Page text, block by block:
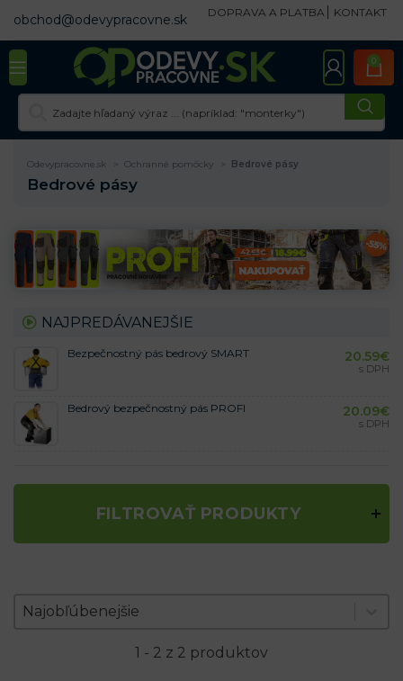
obchod@odevypracovne.sk DOPRAVA A PLATBA KONTAKT
0
Odevypracovne.sk Ochranné pomôcky Bedrové pásy
Bedrové pásy
NAJPREDÁVANEJŠIE
Bezpečnostný pás bedrový SMART 20.59€
s DPH
Bedrový bezpečnostný pás PROFI 20.09€
s DPH
FILTROVAŤ PRODUKTY
Zoradenie produktov
Sort content
Najobľúbenejšie
Sort content
1 - 2 z 2 produktov